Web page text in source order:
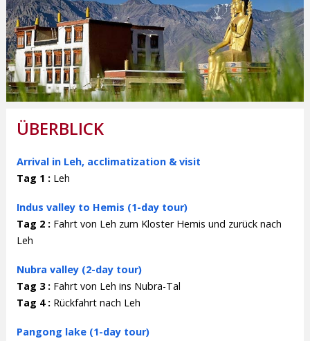
ÜBERBLICK
Arrival in Leh, acclimatization & visit
Tag 1 :Leh
Indus valley to Hemis (1-day tour)
Tag 2 :Fahrt von Leh zum Kloster Hemis und zurück nach
Leh
Nubra valley (2-day tour)
Tag 3 :Fahrt von Leh ins Nubra-Tal
Tag 4 :Rückfahrt nach Leh
Pangong lake (1-day tour)